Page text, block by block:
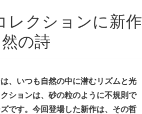
レクションに新作
の詩
、いつも自然の中に潜むリズムと光
ションは、砂の粒のように不規則で
です。今回登場した新作は、その哲